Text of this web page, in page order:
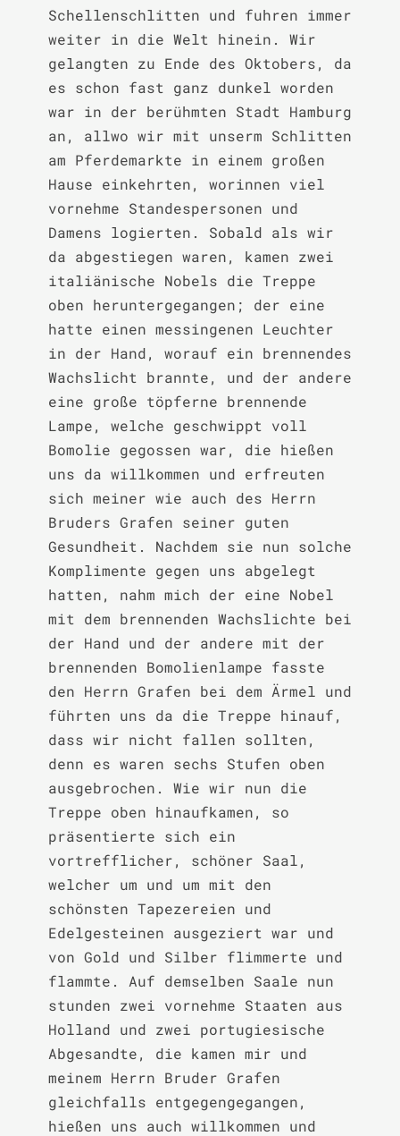
Schellenschlitten und fuhren immer
weiter in die Welt hinein. Wir
gelangten zu Ende des Oktobers, da
es schon fast ganz dunkel worden
war in der berühmten Stadt Hamburg
an, allwo wir mit unserm Schlitten
am Pferdemarkte in einem großen
Hause einkehrten, worinnen viel
vornehme Standespersonen und
Damens logierten. Sobald als wir
da abgestiegen waren, kamen zwei
italiänische Nobels die Treppe
oben heruntergegangen; der eine
hatte einen messingenen Leuchter
in der Hand, worauf ein brennendes
Wachslicht brannte, und der andere
eine große töpferne brennende
Lampe, welche geschwippt voll
Bomolie gegossen war, die hießen
uns da willkommen und erfreuten
sich meiner wie auch des Herrn
Bruders Grafen seiner guten
Gesundheit. Nachdem sie nun solche
Komplimente gegen uns abgelegt
hatten, nahm mich der eine Nobel
mit dem brennenden Wachslichte bei
der Hand und der andere mit der
brennenden Bomolienlampe fasste
den Herrn Grafen bei dem Ärmel und
führten uns da die Treppe hinauf,
dass wir nicht fallen sollten,
denn es waren sechs Stufen oben
ausgebrochen. Wie wir nun die
Treppe oben hinaufkamen, so
präsentierte sich ein
vortrefflicher, schöner Saal,
welcher um und um mit den
schönsten Tapezereien und
Edelgesteinen ausgeziert war und
von Gold und Silber flimmerte und
flammte. Auf demselben Saale nun
stunden zwei vornehme Staaten aus
Holland und zwei portugiesische
Abgesandte, die kamen mir und
meinem Herrn Bruder Grafen
gleichfalls entgegengegangen,
hießen uns auch willkommen und